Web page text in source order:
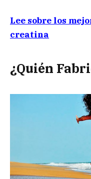
Lee sobre los
creatina
¿Quién